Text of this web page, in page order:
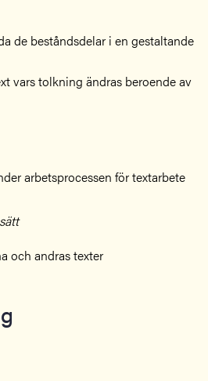
de beståndsdelar i en gestaltande
vars tolkning ändras beroende av
arbetsprocessen för textarbete
och andras texter